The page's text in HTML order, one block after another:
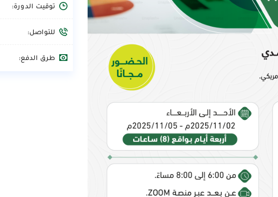
توقيت الدورة:
للتواصل:
طرق الدفع: